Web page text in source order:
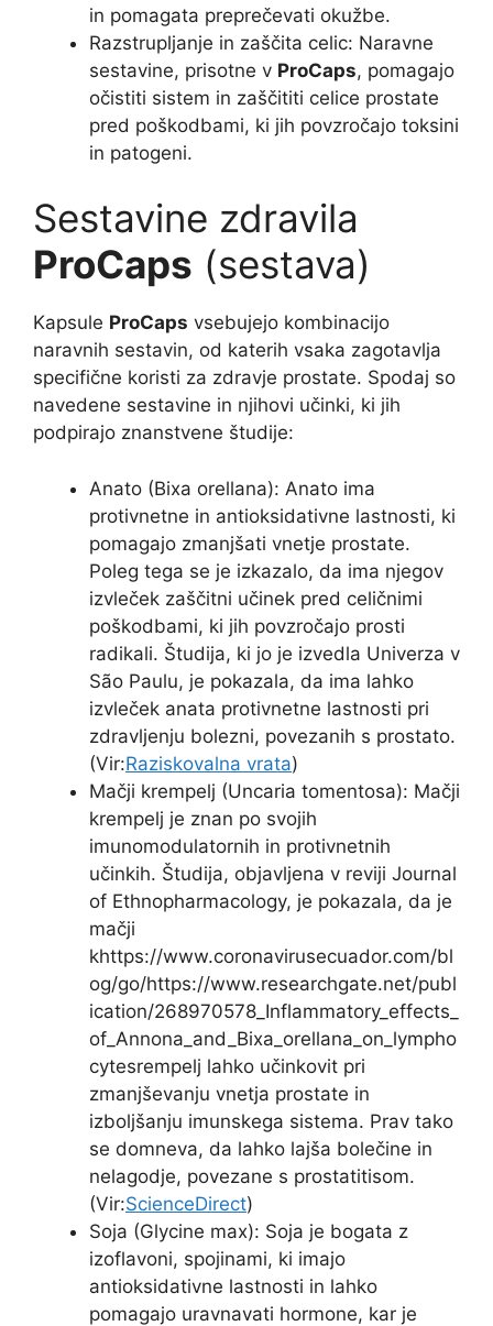
in pomagata preprečevati okužbe.
Razstrupljanje in zaščita celic: Naravne
sestavine, prisotne v ProCaps, pomagajo
očistiti sistem in zaščititi celice prostate
pred poškodbami, ki jih povzročajo toksini
in patogeni.
Sestavine zdravila
ProCaps (sestava)
Kapsule ProCaps vsebujejo kombinacijo
naravnih sestavin, od katerih vsaka zagotavlja
specifične koristi za zdravje prostate. Spodaj so
navedene sestavine in njihovi učinki, ki jih
podpirajo znanstvene študije:
Anato (Bixa orellana): Anato ima
protivnetne in antioksidativne lastnosti, ki
pomagajo zmanjšati vnetje prostate.
Poleg tega se je izkazalo, da ima njegov
izvleček zaščitni učinek pred celičnimi
poškodbami, ki jih povzročajo prosti
radikali. Študija, ki jo je izvedla Univerza v
São Paulu, je pokazala, da ima lahko
izvleček anata protivnetne lastnosti pri
zdravljenju bolezni, povezanih s prostato.
(Vir:Raziskovalna vrata)
Mačji krempelj (Uncaria tomentosa): Mačji
krempelj je znan po svojih
imunomodulatornih in protivnetnih
učinkih. Študija, objavljena v reviji Journal
of Ethnopharmacology, je pokazala, da je
mačji
khttps://www.coronavirusecuador.com/bl
og/go/https://www.researchgate.net/publ
ication/268970578_Inflammatory_effects_
of_Annona_and_Bixa_orellana_on_lympho
cytesrempelj lahko učinkovit pri
zmanjševanju vnetja prostate in
izboljšanju imunskega sistema. Prav tako
se domneva, da lahko lajša bolečine in
nelagodje, povezane s prostatitisom.
(Vir:ScienceDirect)
Soja (Glycine max): Soja je bogata z
izoflavoni, spojinami, ki imajo
antioksidativne lastnosti in lahko
pomagajo uravnavati hormone, kar je